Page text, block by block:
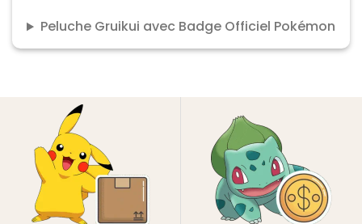
Peluche Gruikui avec Badge Officiel Pokémon